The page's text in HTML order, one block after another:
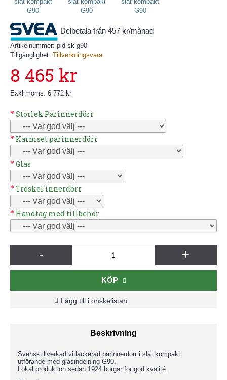
Delbetala från 457 kr/månad
Artikelnummer: pid-sk-g90
Tillgänglighet: Tillverkningsvara
8 465 kr
Exkl moms: 6 772 kr
Storlek Parinnerdörr
Karmset parinnerdörr
Glas
Tröskel innerdörr
Handtag med tillbehör
- +
KÖP
Lägg till i önskelistan
Beskrivning
Svensktillverkad vitlackerad parinnerdörr i slät kompakt
utförande med glasindelning G90.
Lokal produktion sedan 1924 borgar för god kvalité.